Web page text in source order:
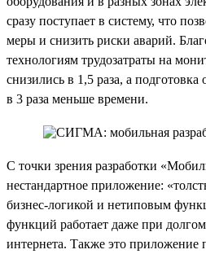
сразу поступает в систему, что
меры и снизить риски аварий.
технологиям трудозатраты на
снизились в 1,5 раза, а подготовка
в 3 раза меньше времени.
С точки зрения разработки
нестандартное приложение:
бизнес-логикой и нетиповым
функций работает даже при
интернета. Также это приложение